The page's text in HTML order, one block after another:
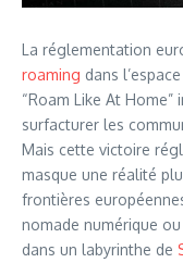
La réglementation
roaming dans
“Roam Like At
surfacturer les
Mais cette victoire
masque une réalité
frontières
nomade numérique
dans un labyrinthe de